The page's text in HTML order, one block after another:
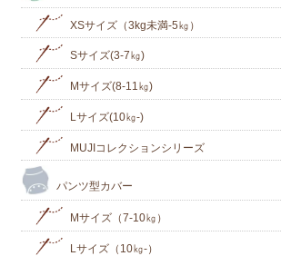
XSサイズ（3kg未満-5㎏）
Sサイズ(3-7㎏)
Mサイズ(8-11㎏)
Lサイズ(10㎏‐)
MUJIコレクションシリーズ
パンツ型カバー
Mサイズ（7-10㎏）
Lサイズ（10㎏-）